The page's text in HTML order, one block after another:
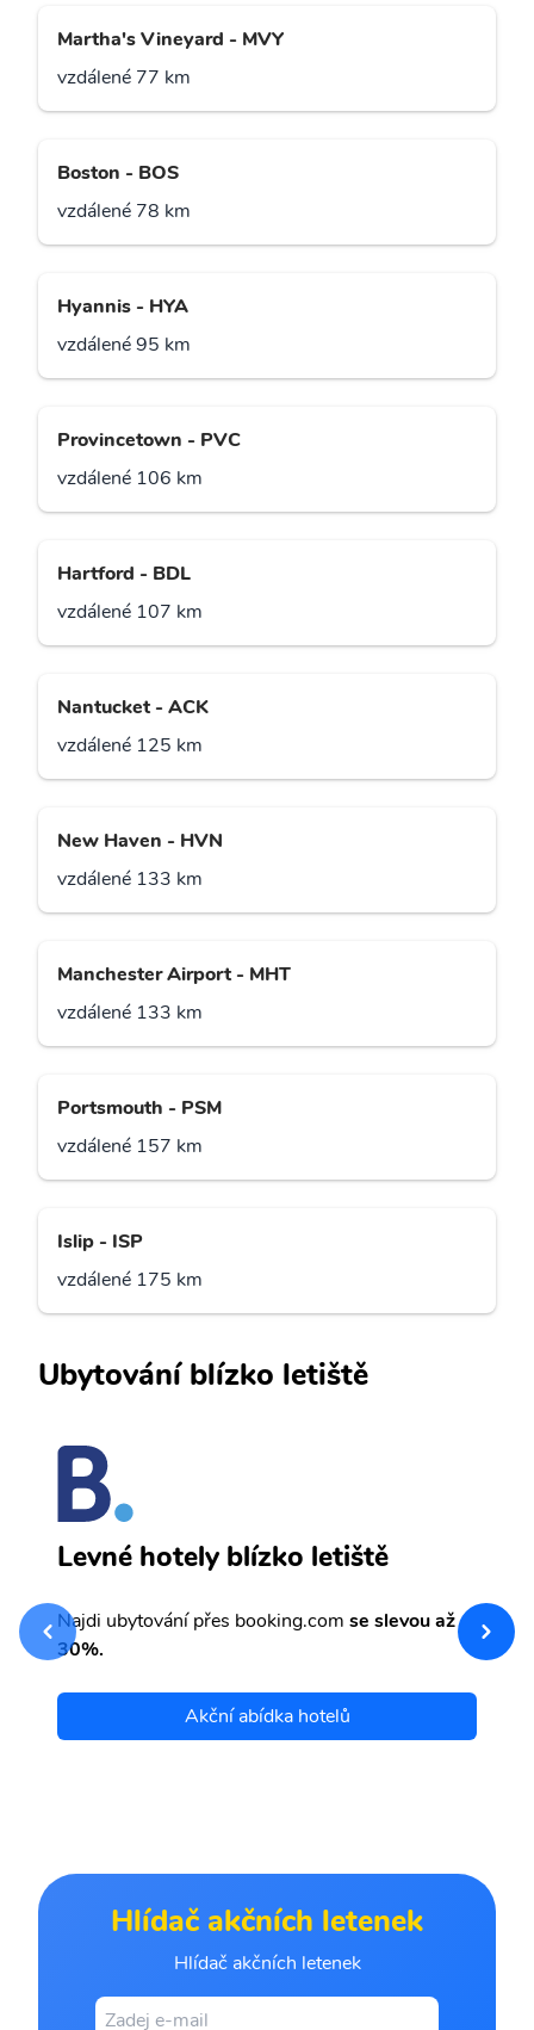
Martha's Vineyard - MVY
vzdálené 77 km
Boston - BOS
vzdálené 78 km
Hyannis - HYA
vzdálené 95 km
Provincetown - PVC
vzdálené 106 km
Hartford - BDL
vzdálené 107 km
Nantucket - ACK
vzdálené 125 km
New Haven - HVN
vzdálené 133 km
Manchester Airport - MHT
vzdálené 133 km
Portsmouth - PSM
vzdálené 157 km
Islip - ISP
vzdálené 175 km
Ubytování blízko letiště
Levné hotely blízko letiště
Najdi ubytování přes booking.com se slevou až
30%.
Akční abídka hotelů
Hlídač akčních letenek
Hlídač akčních letenek